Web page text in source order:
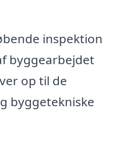
inspektion
byggearbejdet
op til de
byggetekniske